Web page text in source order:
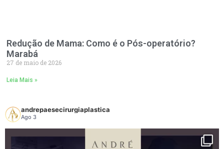
Redução de Mama: Como é o Pós-operatório?
Marabá
27 de maio de 2026
Leia Mais »
andrepaesecirurgiaplastica
Ago 3
Em algumas pacientes, é possível reposicionar as mamas utilizando apenas o
próprio tecido mamário, sem a necessidade de implantes. Essa técnica é
conhecida como mastopexia sem prótese, com remanejamento dos tecidos,
também chamado de autoprótese.